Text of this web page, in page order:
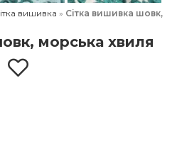
вишивка » Сітка вишивка шовк,
морська хвиля